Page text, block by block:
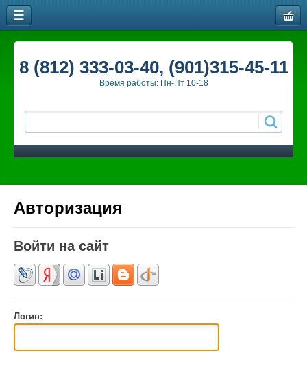
8 (812) 333-03-40, (901)315-45-11
Время работы: Пн-Пт 10-18
Авторизация
Войти на сайт
Логин: